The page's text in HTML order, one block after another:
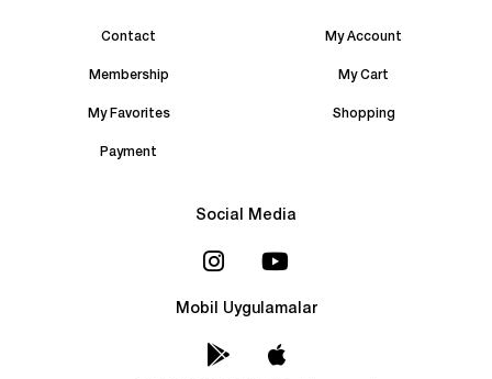
Contact My Account
Membership My Cart
My Favorites Shopping
Payment
Social Media
Mobil Uygulamalar